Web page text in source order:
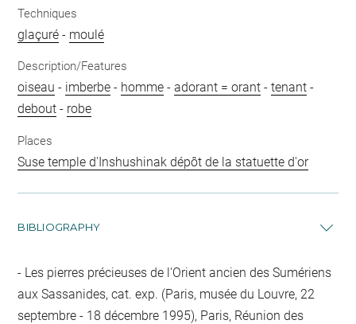
Techniques
glaçuré - moulé
Description/Features
oiseau - imberbe - homme -adorant = orant -tenant -
debout - robe
Places
Suse temple d'Inshushinak dépôt de la statuette d'or
BIBLIOGRAPHY
Les pierres précieuses de l'Orient ancien des Sumériens
aux Sassanides, cat. exp. (Paris, musée du Louvre, 22
septembre - 18 décembre 1995), Paris, Réunion des